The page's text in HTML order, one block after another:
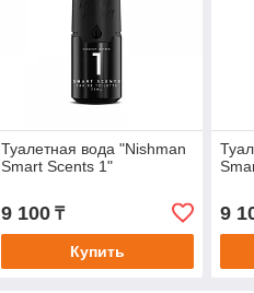
Туалетная вода "Nishman
Smart Scents 1"
9 100₸
Купить
9